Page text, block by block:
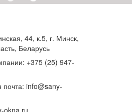
44, к.5, г. Минск,
Беларусь
+375 (25) 947-
почта: info@sany-